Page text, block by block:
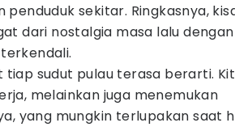
sekitar. Ringkasnya,
dari nostalgia masa lalu dengan
sudut pulau terasa berarti.
melainkan juga menemukan
yang mungkin terlupakan saat